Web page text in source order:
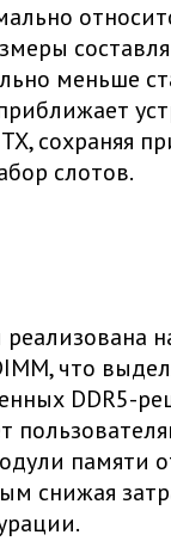
меньше
сохраняя
слотов.
что
DDR5-
памяти
снижая